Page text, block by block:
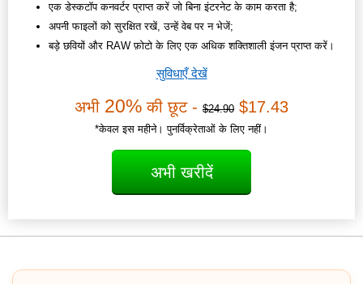
एक डेस्कटॉप कनवर्टर प्राप्त करें जो बिना इंटरनेट के काम करता है;
अपनी फाइलों को सुरक्षित रखें, उन्हें वेब पर न भेजें;
बड़े छवियों और RAW फ़ोटो के लिए एक अधिक शक्तिशाली इंजन प्राप्त करें।
सुविधाएँ देखें
अभी 20% की छूट - $24.90 $17.43
*केवल इस महीने। पुनर्विक्रेताओं के लिए नहीं।
अभी खरीदें